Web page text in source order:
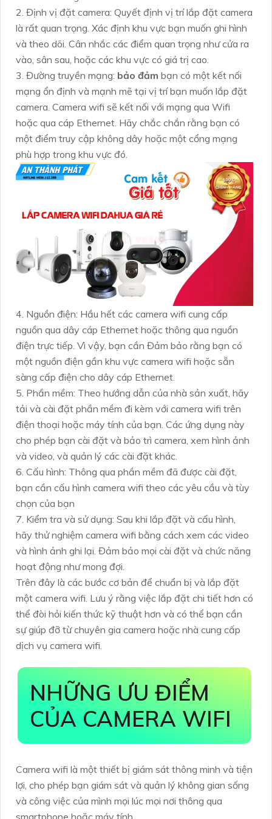
2. Định vị đặt camera: Quyết định vị trí lắp đặt camera
là rất quan trọng. Xác định khu vực bạn muốn ghi hình
và theo dõi. Cân nhắc các điểm quan trọng như cửa ra
vào, sân sau, hoặc các khu vực có giá trị cao.
3. Đường truyền mạng: bảo đảm bạn có một kết nối
mạng ổn định và mạnh mẽ tại vị trí bạn muốn lắp đặt
camera. Camera wifi sẽ kết nối với mạng qua Wifi
hoặc qua cáp Ethernet. Hãy chắc chắn rằng bạn có
một điểm truy cập không dây hoặc một cổng mạng
phù hợp trong khu vực đó.
4. Nguồn điện: Hầu hết các camera wifi cung cấp
nguồn qua dây cáp Ethernet hoặc thông qua nguồn
điện trực tiếp. Vì vậy, bạn cần Đảm bảo rằng bạn có
một nguồn điện gần khu vực camera wifi hoặc sẵn
sàng cấp điện cho dây cáp Ethernet.
5. Phần mềm: Theo hướng dẫn của nhà sản xuất, hãy
tải và cài đặt phần mềm đi kèm với camera wifi trên
điện thoại hoặc máy tính của bạn. Các ứng dụng này
cho phép bạn cài đặt và bảo trì camera, xem hình ảnh
và video, và quản lý các cài đặt khác.
6. Cấu hình: Thông qua phần mềm đã được cài đặt,
bạn cần cấu hình camera wifi theo các yêu cầu và tùy
chọn của bạn
7. Kiểm tra và sử dụng: Sau khi lắp đặt và cấu hình,
hãy thử nghiệm camera wifi bằng cách xem các video
và hình ảnh ghi lại. Đảm bảo mọi cài đặt và chức năng
hoạt động như mong đợi.
Trên đây là các bước cơ bản để chuẩn bị và lắp đặt
một camera wifi. Lưu ý rằng việc lắp đặt chi tiết hơn có
thể đòi hỏi kiến thức kỹ thuật hơn và có thể bạn cần
sự giúp đỡ từ chuyên gia camera hoặc nhà cung cấp
dịch vụ camera wifi.
NHỮNG ƯU ĐIỂM
CỦA CAMERA WIFI
Camera wifi là một thiết bị giám sát thông minh và tiện
lợi, cho phép bạn giám sát và quản lý không gian sống
và công việc của mình mọi lúc mọi nơi thông qua
smartphone hoặc máy tính.